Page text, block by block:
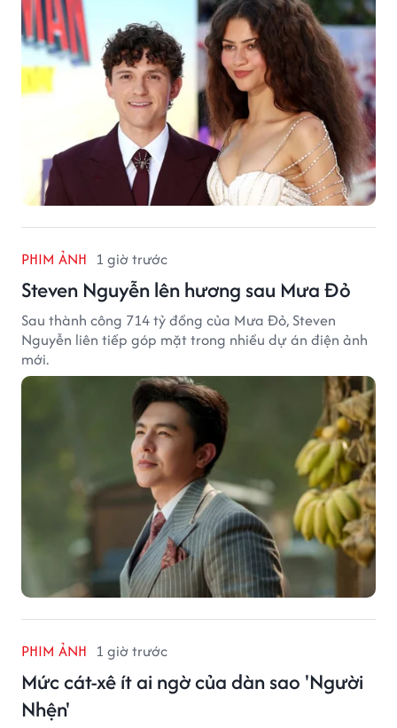
PHIM ẢNH 1 giờ trước
Steven Nguyễn lên hương sau Mưa Đỏ
Sau thành công 714 tỷ đồng của Mưa Đỏ, Steven
Nguyễn liên tiếp góp mặt trong nhiều dự án điện ảnh
mới.
PHIM ẢNH 1 giờ trước
Mức cát-xê ít ai ngờ của dàn sao 'Người
Nhện'